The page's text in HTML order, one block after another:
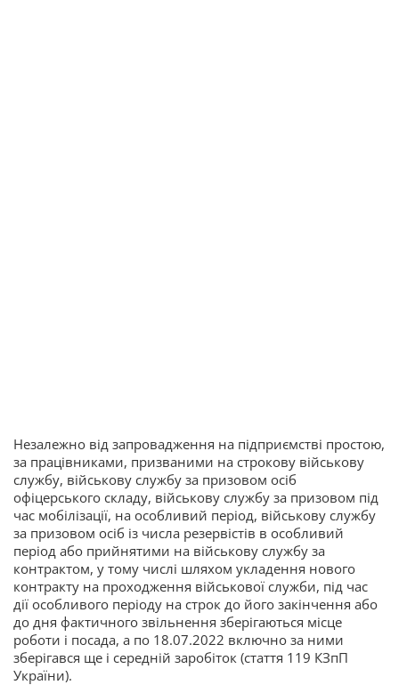
Незалежно від запровадження на підприємстві простою,
за працівниками, призваними на строкову військову
службу, військову службу за призовом осіб
офіцерського складу, військову службу за призовом під
час мобілізації, на особливий період, військову службу
за призовом осіб із числа резервістів в особливий
період або прийнятими на військову службу за
контрактом, у тому числі шляхом укладення нового
контракту на проходження військової служби, під час
дії особливого періоду на строк до його закінчення або
до дня фактичного звільнення зберігаються місце
роботи і посада, а по 18.07.2022 включно за ними
зберігався ще і середній заробіток (стаття 119 КЗпП
України).